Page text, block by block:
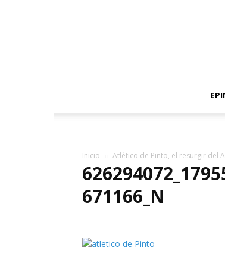
Inicio Atlético de Pinto, el resurgir del
671166_N